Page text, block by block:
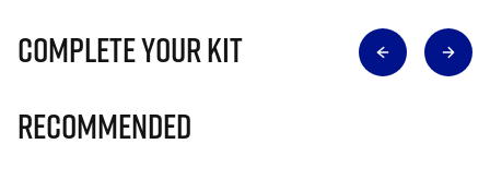
Complete Your Kit
Recommended